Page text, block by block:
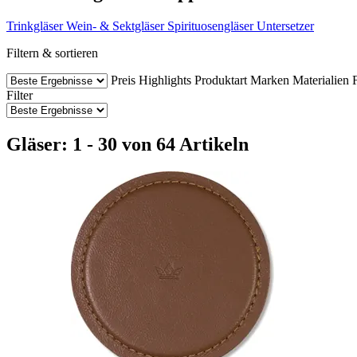
Trinkgläser Wein- & Sektgläser Spirituosengläser Untersetzer
Filtern & sortieren
Preis Highlights Produktart Marken Materialien
Filter
Gläser: 1 - 30 von 64 Artikeln